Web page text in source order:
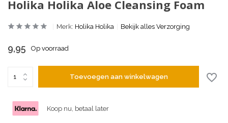
Holika Holika Aloe Cleansing Foam
Merk: Holika Holika Bekijk alles Verzorging
9,95 Op voorraad
Toevoegen aan winkelwagen
Koop nu, betaal later